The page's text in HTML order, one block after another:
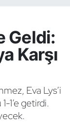
Geldi:
Karşı
Eva Lys’i
1’e getirdi.